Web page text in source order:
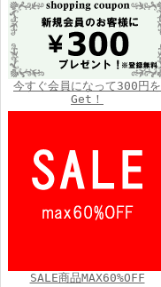
FINEBOYS2025年4月号
今すぐ会員になって300円を
Get！
SALE商品MAX60%OFF